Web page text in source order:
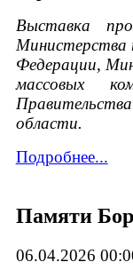
Выставка
Министерства
Федерации,
массовых
области.
Подробнее...
Памяти
06.04.2026